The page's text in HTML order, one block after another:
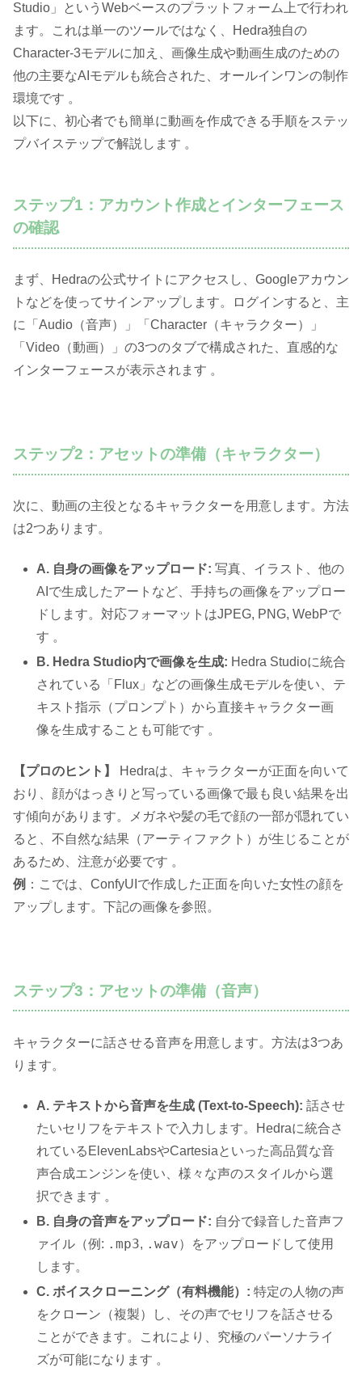
Studio」というWebベースのプラットフォーム上で行われ
ます。これは単一のツールではなく、Hedra独自の
Character-3モデルに加え、画像生成や動画生成のための
他の主要なAIモデルも統合された、オールインワンの制作
環境です 。
以下に、初心者でも簡単に動画を作成できる手順をステッ
プバイステップで解説します 。
ステップ1：アカウント作成とインターフェース
の確認
まず、Hedraの公式サイトにアクセスし、Googleアカウン
トなどを使ってサインアップします。ログインすると、主
に「Audio（音声）」「Character（キャラクター）」
「Video（動画）」の3つのタブで構成された、直感的な
インターフェースが表示されます 。
ステップ2：アセットの準備（キャラクター）
次に、動画の主役となるキャラクターを用意します。方法
は2つあります。
A. 自身の画像をアップロード: 写真、イラスト、他の
AIで生成したアートなど、手持ちの画像をアップロー
ドします。対応フォーマットはJPEG, PNG, WebPで
す 。
B. Hedra Studio内で画像を生成: Hedra Studioに統合
されている「Flux」などの画像生成モデルを使い、テ
キスト指示（プロンプト）から直接キャラクター画
像を生成することも可能です 。
【プロのヒント】
Hedraは、キャラクターが正面を向いて
おり、顔がはっきりと写っている画像で最も良い結果を出
す傾向があります。メガネや髪の毛で顔の一部が隠れてい
ると、不自然な結果（アーティファクト）が生じることが
あるため、注意が必要です 。
例 ：こでは、ConfyUIで作成した正面を向いた女性の顔を
アップします。下記の画像を参照。
ステップ3：アセットの準備（音声）
キャラクターに話させる音声を用意します。方法は3つあ
ります。
A. テキストから音声を生成 (Text-to-Speech): 話させ
たいセリフをテキストで入力します。Hedraに統合さ
れているElevenLabsやCartesiaといった高品質な音
声合成エンジンを使い、様々な声のスタイルから選
択できます 。
B. 自身の音声をアップロード: 自分で録音した音声フ
ァイル（例: .mp3, .wav）をアップロードして使用
します。
C. ボイスクローニング（有料機能）: 特定の人物の声
をクローン（複製）し、その声でセリフを話させる
ことができます。これにより、究極のパーソナライ
ズが可能になります 。